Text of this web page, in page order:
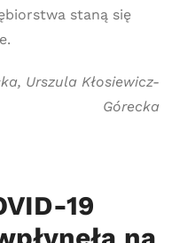
staną się
Urszula Kłosiewicz-
Górecka
19